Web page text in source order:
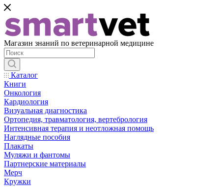
Магазин знаний по ветеринарной медицине
Каталог
Книги
Онкология
Кардиология
Визуальная диагностика
Ортопедия, травматология, вертебрология
Интенсивная терапия и неотложная помощь
Наглядные пособия
Плакаты
Муляжи и фантомы
Партнерские материалы
Мерч
Кружки